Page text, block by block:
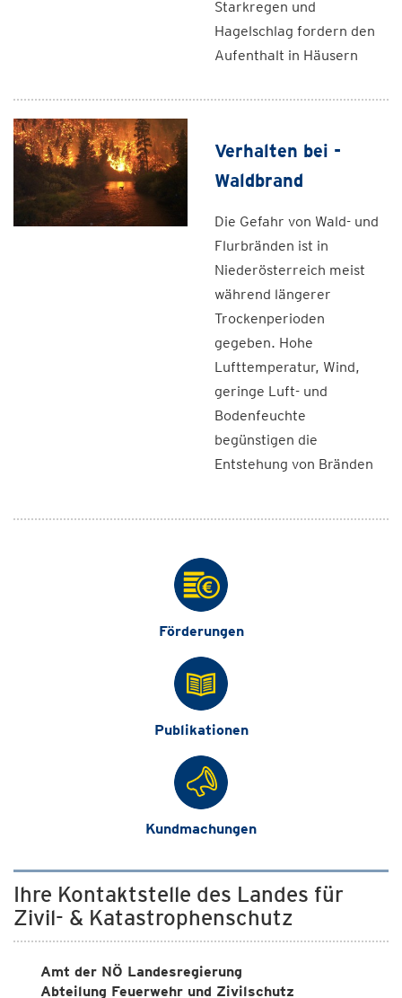
Starkregen und
Hagelschlag fordern den
Aufenthalt in Häusern
Verhalten bei -
Waldbrand
Die Gefahr von Wald- und
Flurbränden ist in
Niederösterreich meist
während längerer
Trockenperioden
gegeben. Hohe
Lufttemperatur, Wind,
geringe Luft- und
Bodenfeuchte
begünstigen die
Entstehung von Bränden
Förderungen
Publikationen
Kundmachungen
Ihre Kontaktstelle des Landes für
Zivil- & Katastrophenschutz
Amt der NÖ Landesregierung
Abteilung Feuerwehr und Zivilschutz